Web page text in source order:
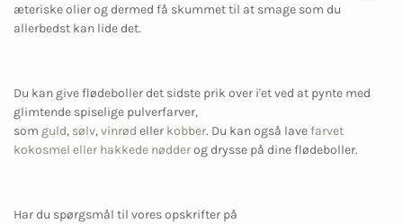
æteriske olier og dermed få skummet til at smage som du
allerbedst kan lide det.
Du kan give flødeboller det sidste prik over i'et ved at pynte med
glimtende spiselige pulverfarver,
som guld, sølv,vinrød eller kobber. Du kan også lavefarvet
kokosmel eller hakkede nødderog drysse på dine flødeboller.
Har du spørgsmål til vores opskrifter på